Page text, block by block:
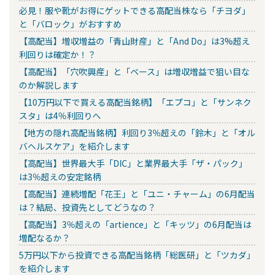
必見！服や靴がお得にゲットできる高配当株なら「チヨダ」
と「バロック」がおすすめ
【高配当】増収増益の「青山財産」と「And Do」は3%超え
利回りは確定か！？
【高配当】「穴吹興産」と「ベース」は増収増益で狙い目な
のか解説します
【10万円以下で買える高配当銘柄】「エプコ」と「サンネク
スタ」は4％利回りへ
【地方の隠れ高配当銘柄】利回り3％超えの「鈴木」と「オル
バヘルスケア」を紹介します
【高配当】世界最大手「DIC」と業界最大手「ザ・パック」
は3％超えの安定銘柄
【高配当】連続増配「花王」と「ユニ・チャーム」の6月配当
は？結局、投資先としてどうなの？
【高配当】3％超えの「artience」と「キッツ」の6月配当は
増配なるか？
5万円以下から投資できる高配当銘柄「総医研」と「ツカダ」
を紹介します